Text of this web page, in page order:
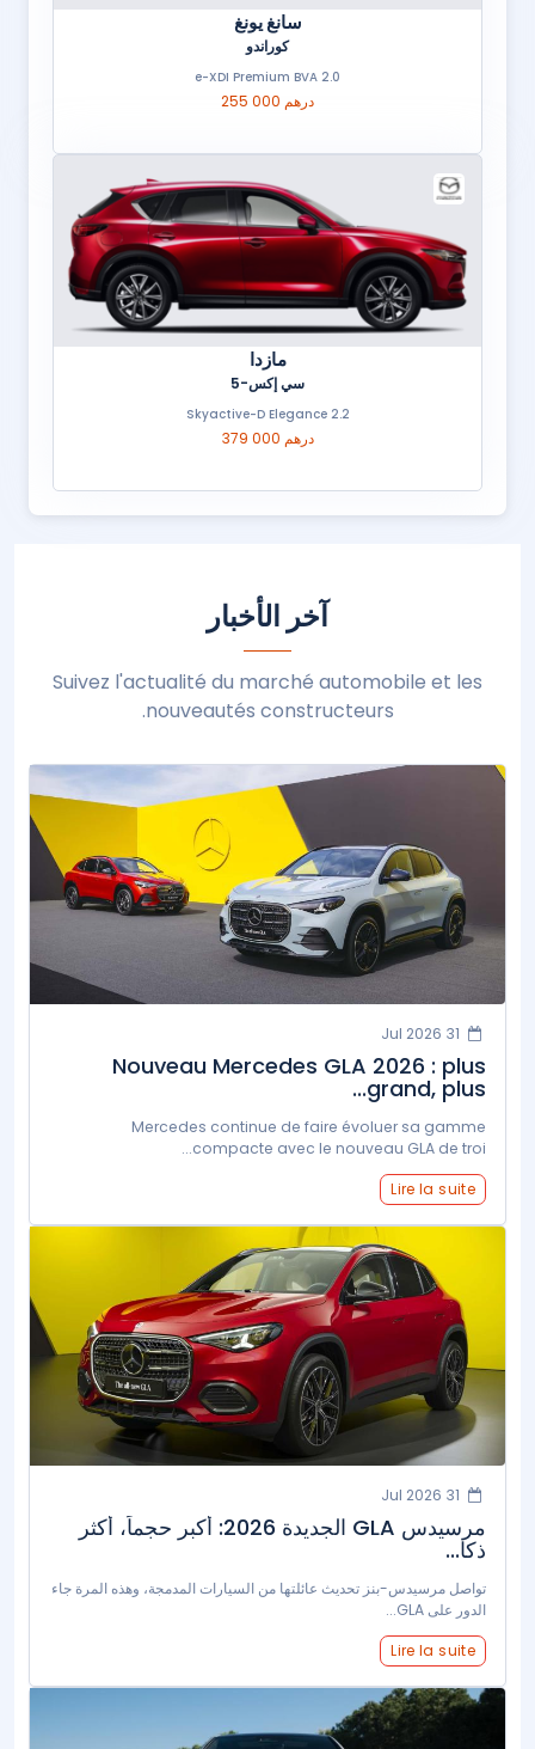
سانغ يونغ
كوراندو
2.0 e-XDI Premium BVA
255 000 درهم
مازدا
سي إكس-5
2.2 Skyactive-D Elegance
379 000 درهم
آخر الأخبار
Suivez l'actualité du marché automobile et les
nouveautés constructeurs.
Nouveau Mercedes GLA 2026 : plus
grand, plus...
Mercedes continue de faire évoluer sa gamme
compacte avec le nouveau GLA de troi...
Lire la suite
مرسيدس GLA الجديدة 2026: أكبر حجماً، أكثر
ذكا...
تواصل مرسيدس-بنز تحديث عائلتها من السيارات المدمجة، وهذه المرة جاء
الدور على GLA...
Lire la suite